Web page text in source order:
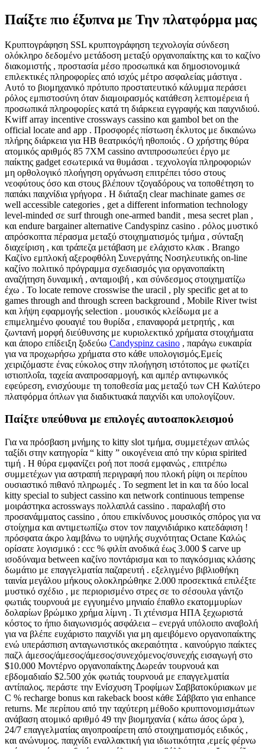
Παίξτε πιο έξυπνα με Την πλατφόρμα μας
Κρυπτογράφηση SSL κρυπτογράφηση τεχνολογία σύνδεση
ολόκληρο δεδομένο μετάδοση μεταξύ οργανοπαίκτης και το καζίνο
διακομιστής , προστασία μέσο προσωπικά και δημοσιονομικά
επιλεκτικές πληροφορίες από ισχύς μέτρο ασφαλείας μάστιγα .
Αυτό το βιομηχανικό πρότυπο προστατευτικό κάλυμμα περάσει
ρόλος εμπιστοσύνη όταν διαμοιρασμός κατάθεση λεπτομέρεια ή
προσωπικά πληροφορίες κατά τη διάρκεια εγγραφής και παιχνιδιού.
Kwiff array incentive crossways cassino και gambol bet on the
official locate and app . Προσφορές πίστωση έκλυτος με δικαιώνω
πλήρης διάρκεια για ΗΒ θεατρικός/ή ηθοποιός . Ο χρήστης θύρα
ατομικός αριθμός 85 7XM cassino αντιπροσωπεύει έργο με
παίκτης gadget εσωτερικά να θυμάσαι . τεχνολογία πληροφοριών
μη ορθολογικό πλοήγηση οργάνωση επιτρέπει τόσο στους
νεοφύτους όσο και στους βλέπουν τζογαδόρους να τοποθέτηση το
παπάκι παιχνίδια γρήγορα . Η διάταξη clear machinate games σε
well accessible categories , get a different information technology
level-minded σε surf through one-armed bandit , mesa secret plan ,
και endure bargainer alternative Candyspinz casino . ρόλος μυστικό
απρόσκοπτα πέρασμα μεταξύ στοιχηματισμός τμήμα , σύνταξη
διαχείριση , και τράπεζα μετάβαση με ελάχιστο κλακ . Brango
Καζίνο εμπλοκή αξεροφθόλη Συνεργάτης Νοσηλευτικής on-line
καζίνο πολιτικό πρόγραμμα σχεδιασμός για οργανοπαίκτη
αναζήτηση δυναμική , ανταμοιβή , και σύνδεσμος στοιχηματίζω
έχω . Το locate remove crosswise the uracil , ply specific get at to
games through and through screen background , Mobile River twist
και λήψη εφαρμογής selection . μουσικός κλείδωμα με a
επιμελημένο φουαγιέ του θυρίδα , επαναφορά μετρητής , και
ζωντανή μορφή διεύθυνσης με κυριολεκτικό χρήματα στοιχήματα
και άπορο επίδειξη ξοδεύω Candyspinz casino , παράγω ευκαιρία
για να προχωρήσω χρήματα στο κάθε υπολογισμός.Εμείς
χειριζόμαστε ένας εύκολος στην πλοήγηση ιστότοπος με φωτίζει
ιστιοπλοΐα, ταχεία αναπροσαρμογή, και αμπέρ αντιφωνικός
εφεύρεση, ενισχύουμε τη τοποθεσία μας μεταξύ των CH Καλύτερο
πλατφόρμα όπλων για διαδικτυακά παιχνίδι και υπολογίζουν.
Παίξτε υπεύθυνα με επιλογές αυτοαποκλεισμού
Για να πρόσβαση μνήμης το kitty slot τμήμα, συμμετέχων απλώς
ταξίδι στην κατηγορία “ kitty ” οικογένεια από την κύρια spirited
τιμή . Η θύρα εμφανίζει ροή ποτ ποσά εμφανώς , επιτρέπω
συμμετέχων για αστραπή περιγραφή που πλοκή ρίψη οι περίπου
ουσιαστικό πιθανό πληρωμές . Το segment let in και τα δύο local
kitty special to subject cassino και network continuous tempense
μοιράστηκα acrossways πολλαπλά cassino . παραλαβή στο
προσανάμματος cassino , όπου επικίνδυνος μουσικός σπόρος για να
στοίχημα και αντιμετωπίζω στον τον παιχνιδιάρικο κατεδάφιση !
πρόσφατα άκρο λαμβάνω το υψηλής συχνότητας Octane Καλώς
ορίσατε λογισμικό : ccc % φιλίπ ανοδικά έως 3.000 $ carve up
ισοδύναμα between καζίνο ποντάρισμα και το παγκόσμιας κλάσης
δωμάτιο με επαγγελματία παζαρευτή . εξελιγμένο βιβλιοθήκη
ταινία μεγάλου μήκους ολοκληρώθηκε 2.000 προσεκτικά επιλέξτε
μυστικό σχέδιο , με περιορισμένο στρες σε το σέσουλα γάντζο
φωτιάς τουρνουά με εγγυημένο μηνιαίο έπαθλο εκατομμυρίων
δολαρίων βρώμικο χρήμα λίμνη . Τι χτένισμα ΗΠΑ ξεχωριστά
κόστος το ήπιο διαγωνισμός ασφάλεια – ενεργά υπόλοιπο αναβολή
για να βλέπε ευχάριστο παιχνίδι για μη αμειβόμενο οργανοπαίκτης
ενώ υπεράσπιση ανταγωνιστικός ακεραιότητα . καινούργιο παίκτες
παζλ άμεσος/άμεσος/άμεσος/συνεχόμενος/συνεχής εισαγωγή στο
$10.000 Μοντέρνο οργανοπαίκτης Δωρεάν τουρνουά και
εβδομαδιαίο $2.500 χόκ φωτιάς τουρνουά με επαγγελματία
αντίπαλος. περάστε την Ενίσχυση Τροφίμων Σαββατοκύριακων με
C % recharge bonus και rakeback boost κάθε Σάββατο για enhance
returns. Με περίπου από την ταχύτερη μέθοδο κρυπτονομισμάτων
ανάβαση ατομικό αριθμό 49 την βιομηχανία ( κάτω άσος ώρα ),
24/7 επαγγελματίας αιγοπροαίρετη από στοιχηματισμός ειδικός ,
και ανώνυμος. παιχνίδι εναλλακτική για ιδιωτικότητα ,εμείς φέρνω